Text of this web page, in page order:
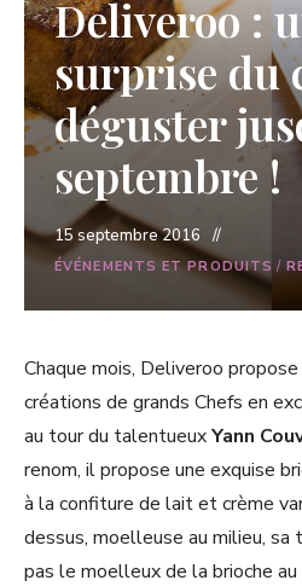
Deliveroo :
surprise du
déguster
septembre !
15 septembre 2016
ÉVÉNEMENTS ET PRODUITS /
Chaque mois, Deliveroo
créations de grands Chefs en
au tour du talentueuxYann
renom, il propose une exquise
à la confiture de lait et crème
dessus, moelleuse au milieu, sa
pas le moelleux de la brioche